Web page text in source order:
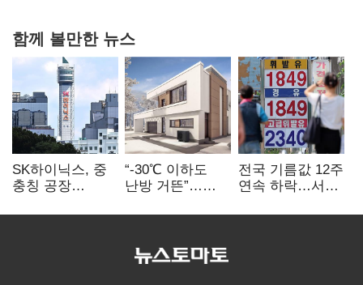
함께 볼만한 뉴스
SK하이닉스, 중
충칭 공장
검토?…“확정된
“-30℃ 이하도
난방 거뜬”…
국립연구소와
전국 기름값 12주
연속 하락…서울